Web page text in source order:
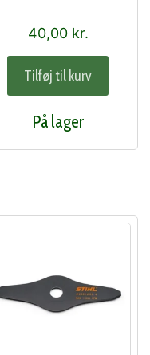
40,00 kr.
Tilføj til kurv
På lager